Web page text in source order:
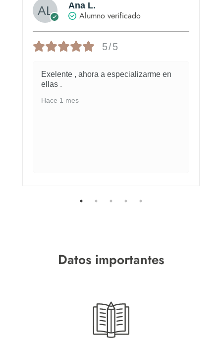
Ana L.
Alumno verificado
5/5
Exelente , ahora a especializarme en
ellas .
Hace 1 mes
Datos importantes